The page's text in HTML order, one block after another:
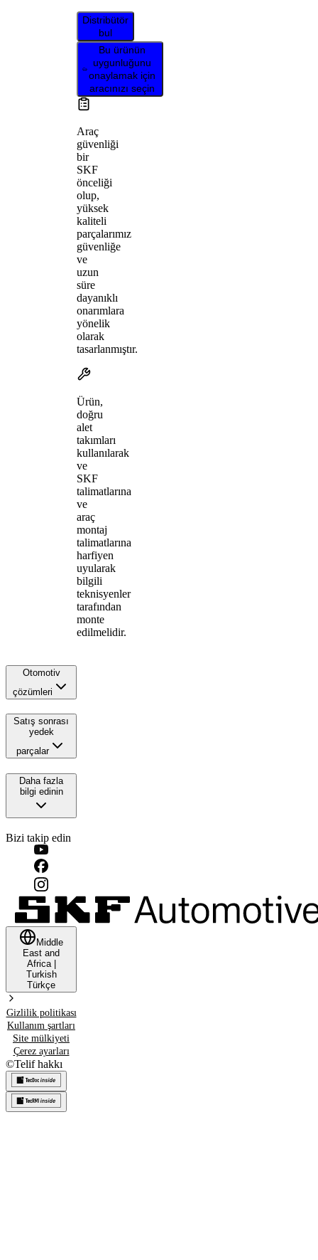
Distribütör
bul
Bu ürünün
uygunluğunu
onaylamak için
aracınızı seçin
Araç
güvenliği
bir
SKF
önceliği
olup,
yüksek
kaliteli
parçalarımız
güvenliğe
ve
uzun
süre
dayanıklı
onarımlara
yönelik
olarak
tasarlanmıştır.
Ürün,
doğru
alet
takımları
kullanılarak
ve
SKF
talimatlarına
ve
araç
montaj
talimatlarına
harfiyen
uyularak
bilgili
teknisyenler
tarafından
monte
edilmelidir.
Otomotiv
çözümleri
Satış sonrası
yedek
parçalar
Daha fazla
bilgi edinin
Bizi takip edin
Middle
East and
Africa|
Turkish
Türkçe
Gizlilik politikası
Kullanım şartları
Site mülkiyeti
Çerez ayarları
©Telif hakkı